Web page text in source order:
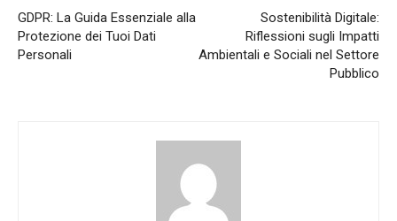
GDPR: La Guida Essenziale alla
Protezione dei Tuoi Dati
Personali
Sostenibilità Digitale:
Riflessioni sugli Impatti
Ambientali e Sociali nel Settore
Pubblico